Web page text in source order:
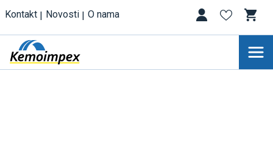
Kontakt Novosti O nama